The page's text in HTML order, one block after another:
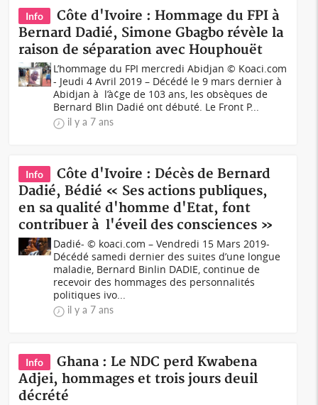
Info
Côte d'Ivoire : Hommage du FPI à
Bernard Dadié, Simone Gbagbo révèle la
raison de séparation avec Houphouët
L’hommage du FPI mercredi Abidjan © Koaci.com
- Jeudi 4 Avril 2019 – Décédé le 9 mars dernier à
Abidjan à l’à¢ge de 103 ans, les obsèques de
Bernard Blin Dadié ont débuté. Le Front P...
il y a 7 ans
Info
Côte d'Ivoire : Décès de Bernard
Dadié, Bédié « Ses actions publiques,
en sa qualité d'homme d'Etat, font
contribuer à l'éveil des consciences »
Dadié- © koaci.com – Vendredi 15 Mars 2019-
Décédé samedi dernier des suites d’une longue
maladie, Bernard Binlin DADIE, continue de
recevoir des hommages des personnalités
politiques ivo...
il y a 7 ans
Info
Ghana : Le NDC perd Kwabena
Adjei, hommages et trois jours deuil
décrété